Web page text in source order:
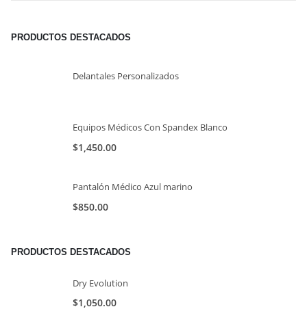
PRODUCTOS DESTACADOS
Delantales Personalizados
Equipos Médicos Con Spandex Blanco
$1,450.00
Pantalón Médico Azul marino
$850.00
PRODUCTOS DESTACADOS
Dry Evolution
$1,050.00